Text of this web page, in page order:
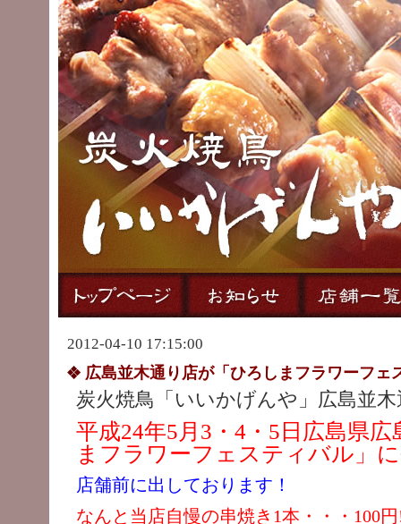
2012-04-10 17:15:00
広島並木通り店が「ひろしまフラワーフェ
炭火焼鳥「いいかげんや」広島並
平成24年5月3・4・5日広島県広
まフラワーフェスティバル」
店舗前に出しております！
なんと当店自慢の串焼き1本・・・100